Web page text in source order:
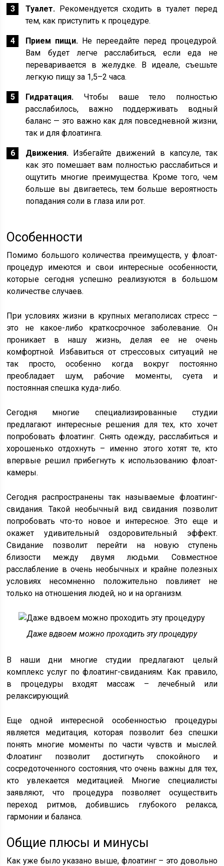
Туалет. Рекомендуется сходить в туалет перед
тем, как приступить к процедуре.
Прием пищи. Не переедайте перед процедурой.
Вам будет легче расслабиться, если еда не
переваривается в желудке. В идеале, съешьте
легкую пищу за 1,5–2 часа.
Гидратация. Чтобы ваше тело полностью
расслабилось, важно поддерживать водный
баланс — это важно как для повседневной жизни,
так и для флоатинга.
Движения. Избегайте движений в капсуле, так
как это помешает вам полностью расслабиться и
ощутить многие преимущества. Кроме того, чем
больше вы двигаетесь, тем больше вероятность
попадания соли в глаза или рот.
Особенности
Помимо большого количества преимуществ, у флоат-
процедур имеются и свои интересные особенности,
которые сегодня успешно реализуются в большом
количестве случаев.
При условиях жизни в крупных мегаполисах стресс –
это не какое-либо краткосрочное заболевание. Он
проникает в нашу жизнь, делая ее не очень
комфортной. Избавиться от стрессовых ситуаций не
так просто, особенно когда вокруг постоянно
преобладает шум, рабочие моменты, суета и
постоянная спешка куда-либо.
Сегодня многие специализированные студии
предлагают интересные решения для тех, кто хочет
попробовать флоатинг. Снять одежду, расслабиться и
хорошенько отдохнуть – именно этого хотят те, кто
впервые решил прибегнуть к использованию флоат-
камеры.
Сегодня распространены так называемые флоатинг-
свидания. Такой необычный вид свидания позволит
попробовать что-то новое и интересное. Это еще и
окажет удивительный оздоровительный эффект.
Свидание позволит перейти на новую ступень
близости между двумя людьми. Совместное
расслабление в очень необычных и крайне полезных
условиях несомненно положительно повлияет не
только на отношения людей, но и на организм.
Даже вдвоем можно проходить эту процедуру
В наши дни многие студии предлагают целый
комплекс услуг по флоатинг-свиданиям. Как правило,
в процедуры входят массаж – лечебный или
релаксирующий.
Еще одной интересной особенностью процедуры
является медитация, которая позволит без спешки
понять многие моменты по части чувств и мыслей.
Флоатинг позволит достигнуть спокойного и
сосредоточенного состояния, что очень важны для тех,
кто увлекается медитацией. Многие специалисты
заявляют, что процедура позволяет осуществить
переход ритмов, добившись глубокого релакса,
гармонии и баланса.
Общие плюсы и минусы
Как уже было указано выше, флоатинг – это довольно